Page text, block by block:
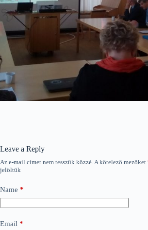
Leave a Reply
Az e-mail címet nem tesszük közzé.A kötelező mezőket
jelöltük
Name *
Email *